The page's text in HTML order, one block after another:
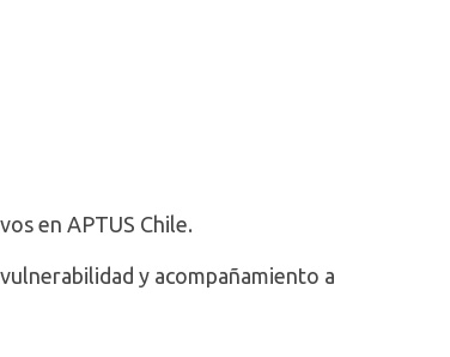
en APTUS Chile.
y acompañamiento a